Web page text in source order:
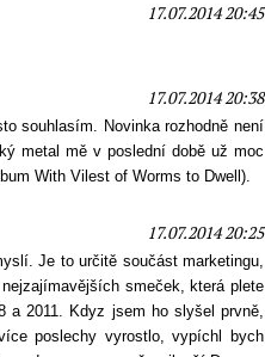
17.07.2014 20:45
17.07.2014 20:38
souhlasím. Novinka rozhodně není
metal mě v poslední době už moc
With Vilest of Worms to Dwell).
17.07.2014 20:25
Je to určitě součást marketingu,
smeček, která plete
a 2011. Kdyz jsem ho slyšel prvně,
poslechy vyrostlo, vypíchl bych